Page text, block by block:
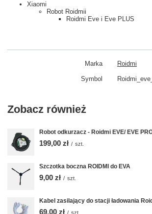
Xiaomi
Robot Roidmii
Roidmi Eve i Eve PLUS
Marka Roidmi
Symbol
Zobacz również
Robot odkurzacz - Roidmi EVE/ EVE
199,00 zł / szt.
Szczotka boczna ROIDMI do EVA
9,00 zł / szt.
Kabel zasilający do stacji ładowania
69,00 zł / szt.